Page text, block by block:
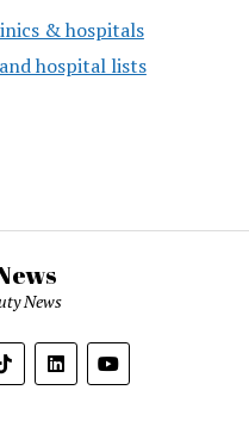
& hospitals
hospital lists
News